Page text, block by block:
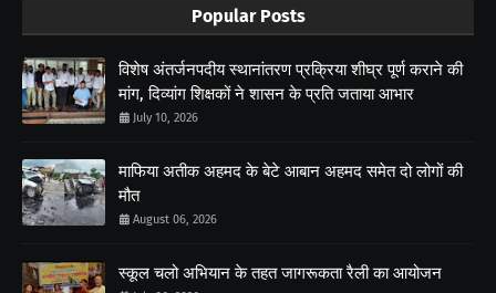
Popular Posts
विशेष अंतर्जनपदीय स्थानांतरण प्रक्रिया शीघ्र पूर्ण कराने की
मांग, दिव्यांग शिक्षकों ने शासन के प्रति जताया आभार
July 10, 2026
माफिया अतीक अहमद के बेटे आबान अहमद समेत दो लोगों की
मौत
August 06, 2026
स्कूल चलो अभियान के तहत जागरूकता रैली का आयोजन